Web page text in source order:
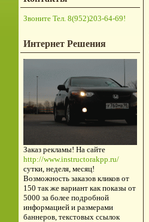
Звоните Тел. 8(952)203-64-69!
Интернет Решения
Заказ рекламы! На сайте
http://www.instructorakpp.ru/
сутки, неделя, месяц!
Возможность заказов кликов от
150 так же вариант как показы от
5000 за более подробной
информацией и размерами
баннеров, текстовых ссылок